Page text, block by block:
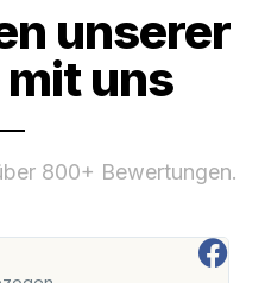
unserer
uns
800+ Bewertungen.